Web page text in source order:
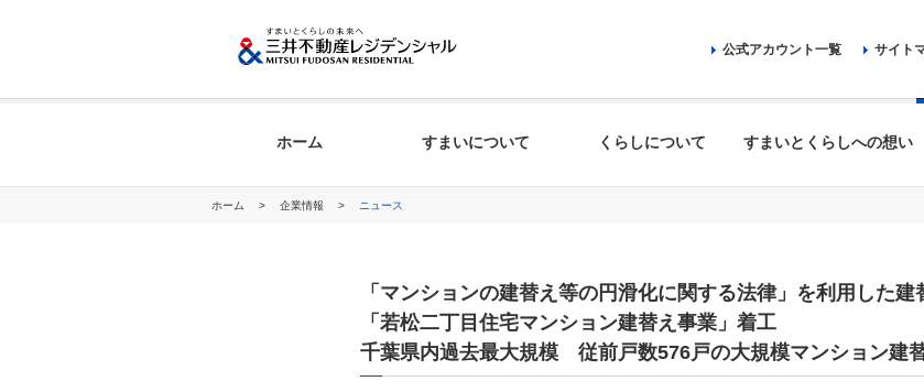
ホーム すまいについて くらしについて すまいとくらしへの想い
サイト
公式アカウント一覧
ホーム > 企業情報 > ニュース
「マンションの建替え等の円滑化に関する法律」を利用した建
「若松二丁目住宅マンション建替え事業」着工
千葉県内過去最大規模 従前戸数576戸の大規模マンション建